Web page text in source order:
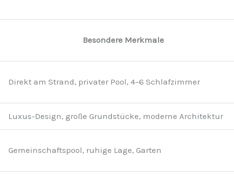
Besondere Merkmale
Direkt am Strand, privater Pool, 4–6 Schlafzimmer
Luxus-Design, große Grundstücke, moderne Architektur
Gemeinschaftspool, ruhige Lage, Garten